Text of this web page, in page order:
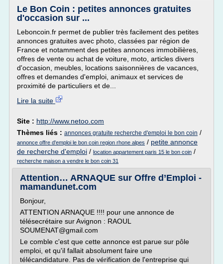
Le Bon Coin : petites annonces gratuites
d'occasion sur ...
Leboncoin.fr permet de publier très facilement des petites
annonces gratuites avec photo, classées par région de
France et notamment des petites annonces immobilières,
offres de vente ou achat de voiture, moto, articles divers
d'occasion, meubles, locations saisonnières de vacances,
offres et demandes d'emploi, animaux et services de
proximité de particuliers et de...
Lire la suite
Site : http://www.netoo.com
Thèmes liés : annonces gratuite recherche d'emploi le bon coin /
annonce offre d'emploi le bon coin region rhone alpes / petite annonce
de recherche d'emploi / location appartement paris 15 le bon coin /
recherche maison a vendre le bon coin 31
Attention… ARNAQUE sur Offre d’Emploi -
mamandunet.com
Bonjour,
ATTENTION ARNAQUE !!!! pour une annonce de
télésecrétaire sur Avignon : RAOUL
SOUMENAT@gmail.com
Le comble c'est que cette annonce est parue sur pôle
emploi, et qu'il fallait absolument faire une
télécandidature. Pas de vérification de l'entreprise qui